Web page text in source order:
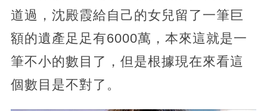
道過，沈殿霞給自己的女兒留了一筆巨
額的遺產足足有6000萬，本來這就是一
筆不小的數目了，但是根據現在來看這
個數目是不對了。